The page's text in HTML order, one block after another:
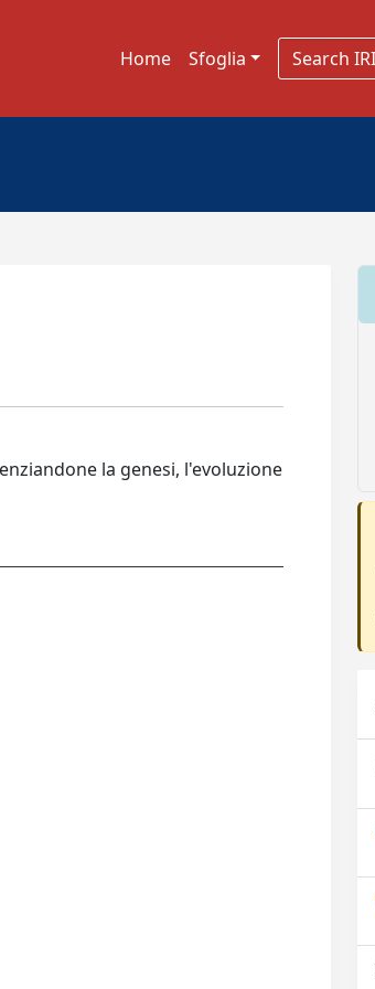
Home Sfoglia
la genesi, l'evoluzione